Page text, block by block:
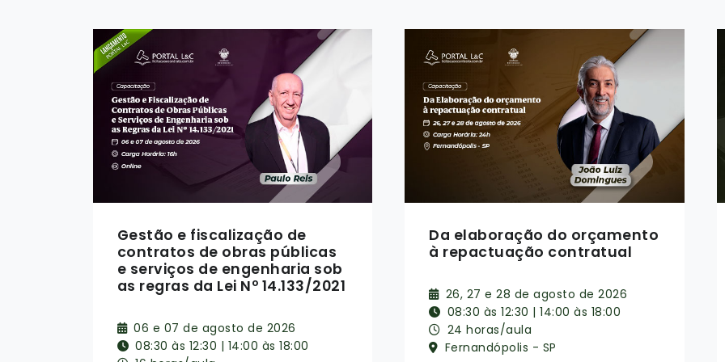
Da elaboração do orçamento
à repactuação contratual
26, 27 e 28 de agosto de 2026
24 horas/aula
Fernandópolis - SP
SRP e Credenciamento
08:30 às 12:30
16 horas/aula
Online ao Vivo